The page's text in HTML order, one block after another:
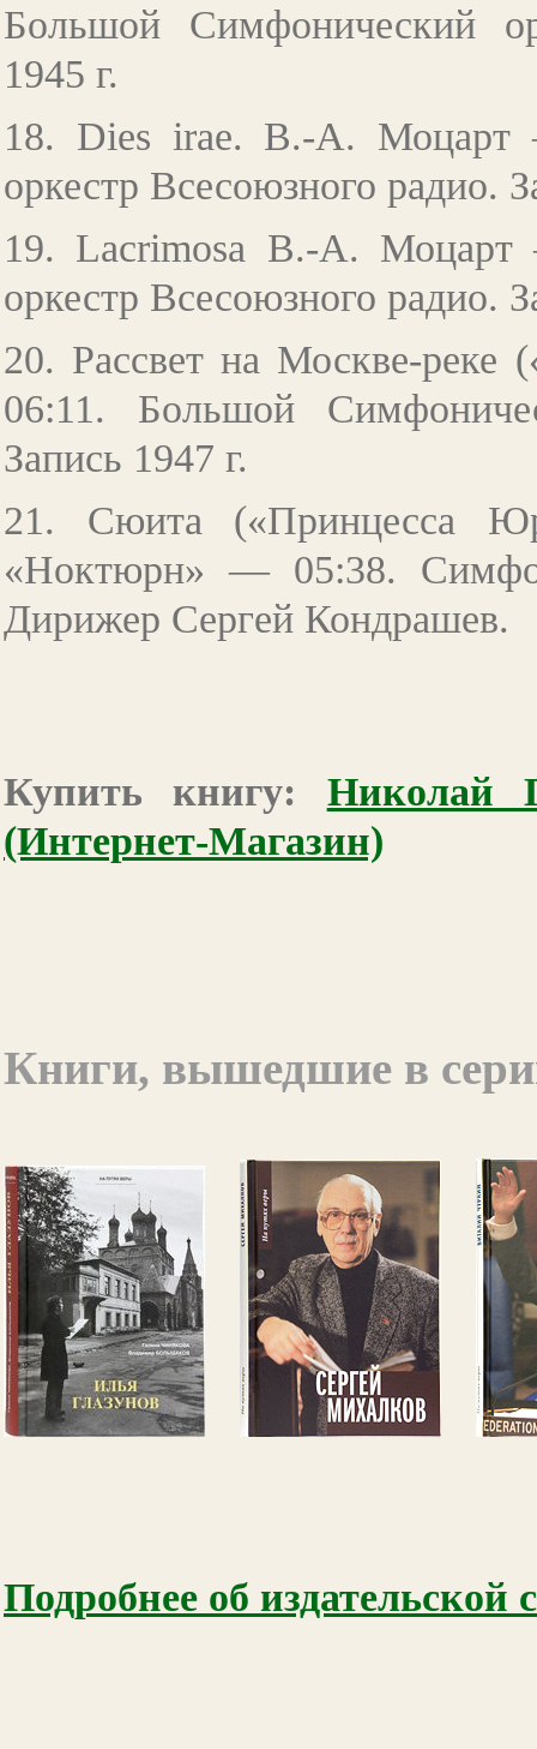
Большой Симфонический
1945 г.
18. Dies irae. В.-А. Моцарт
оркестр Всесоюзного радио.
19. Lacrimosa В.-А.
оркестр Всесоюзного радио.
20. Рассвет на Москве-
06:11. Большой
Запись 1947 г.
21. Сюита («Принцесса
«Ноктюрн» — 05:38.
Дирижер Сергей Кондрашев.
Купить книгу: Николай
(Интернет-Магазин)
Книги, вышедшие в
Подробнее об